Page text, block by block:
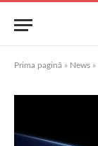
Prima pagină » News »